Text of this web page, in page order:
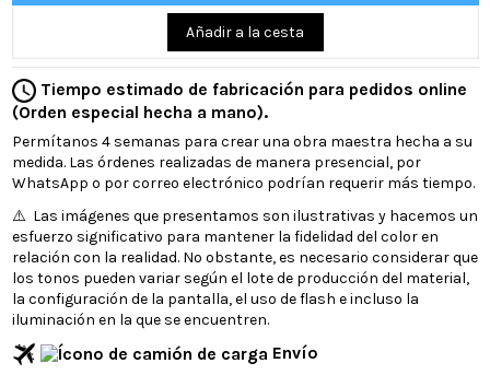
Añadir a la cesta
Tiempo estimado de fabricación para pedidos online
(Orden especial hecha a mano).
Permítanos 4 semanas para crear una obra maestra hecha a su
medida. Las órdenes realizadas de manera presencial, por
WhatsApp o por correo electrónico podrían requerir más tiempo.
⚠️ Las imágenes que presentamos son ilustrativas y hacemos un
esfuerzo significativo para mantener la fidelidad del color en
relación con la realidad. No obstante, es necesario considerar que
los tonos pueden variar según el lote de producción del material,
la configuración de la pantalla, el uso de flash e incluso la
iluminación en la que se encuentren.
Envío